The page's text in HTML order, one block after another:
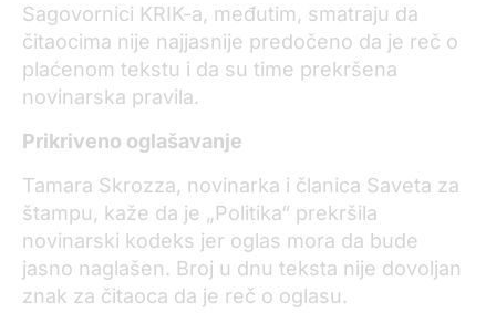
Sagovornici KRIK-a, međutim, smatraju da
čitaocima nije najjasnije predočeno da je reč o
plaćenom tekstu i da su time prekršena
novinarska pravila.
Prikriveno oglašavanje
Tamara Skrozza, novinarka i članica Saveta za
štampu, kaže da je „Politika“ prekršila
novinarski kodeks jer oglas mora da bude
jasno naglašen. Broj u dnu teksta nije dovoljan
znak za čitaoca da je reč o oglasu.